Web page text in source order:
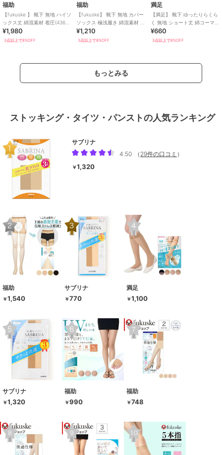
福助
【fukuske 】 靴下 無地 ハイソ
ックス丈 綿混素材 着圧(4363-
605)
¥1,980
3点以上で8%OFF
福助
【fukuske】 靴下 無地 カバー
ソックス 極浅履き 綿混素材 滑
り止め付き
¥1,210
3点以上で8%OFF
満足
【満足】 靴下 ゆったりらくら
く 無地 ショート丈 綿コーマ＋
BR(3345-07N)
¥660
3点以上で8%OFF
もっとみる
ストッキング・タイツ・パンストの人気ランキング
サブリナ
4.50
（ 29件の口コミ ）
￥1,320
福助
￥1,540
サブリナ
￥770
満足
￥1,100
サブリナ
￥1,320
福助
￥990
福助
￥748